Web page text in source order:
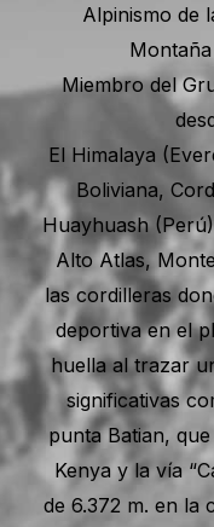
Alpinismo de
Miembro del
El Himalaya
Boliviana,
Huayhuash
Alto Atlas,
las cordilleras
deportiva en el
huella al trazar
significativas
punta Batian,
Kenya y la vía
de 6.372 m. en la